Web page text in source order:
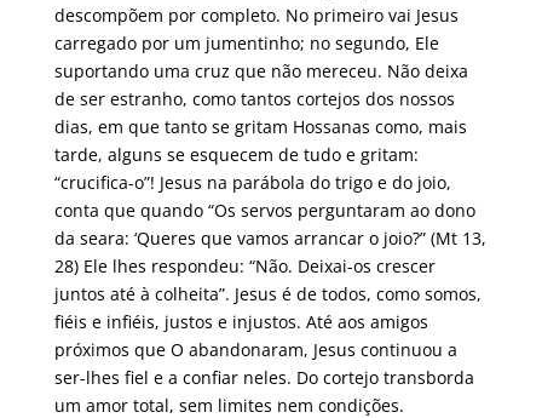
descompõem por completo. No primeiro vai Jesus
carregado por um jumentinho; no segundo, Ele
suportando uma cruz que não mereceu. Não deixa
de ser estranho, como tantos cortejos dos nossos
dias, em que tanto se gritam Hossanas como, mais
tarde, alguns se esquecem de tudo e gritam:
“crucifica-o”! Jesus na parábola do trigo e do joio,
conta que quando “Os servos perguntaram ao dono
da seara: ‘Queres que vamos arrancar o joio?” (Mt 13,
28) Ele lhes respondeu: “Não. Deixai-os crescer
juntos até à colheita”. Jesus é de todos, como somos,
fiéis e infiéis, justos e injustos. Até aos amigos
próximos que O abandonaram, Jesus continuou a
ser-lhes fiel e a confiar neles. Do cortejo transborda
um amor total, sem limites nem condições.